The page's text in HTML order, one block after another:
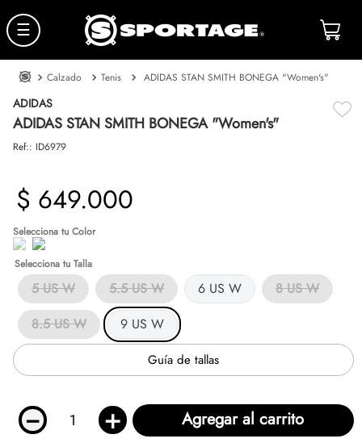
☰
Calzado Tenis ADIDAS STAN SMITH BONEGA "Women's"
ADIDAS
ADIDAS STAN SMITH BONEGA "Women's"
Ref:: ID6979
$ 649.000
Talla
5 US W 5.5 US W 6 US W
8 US W
8.5 US W
9 US W
Guía de tallas
＋
－ Agregar al carrito